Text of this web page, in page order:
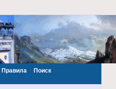
Правила
Поиск